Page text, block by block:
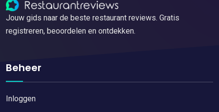
Jouw gids naar de beste restaurant reviews. Gratis
registreren, beoordelen en ontdekken.
Beheer
Inloggen